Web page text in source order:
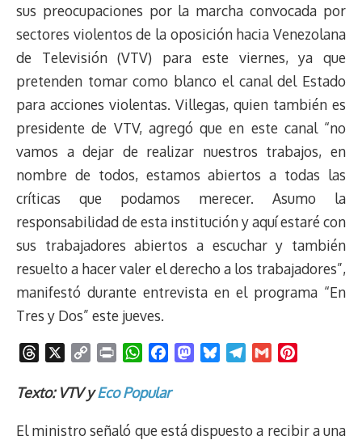
sus preocupaciones por la marcha convocada por
sectores violentos de la oposición hacia Venezolana
de Televisión (VTV) para este viernes, ya que
pretenden tomar como blanco el canal del Estado
para acciones violentas. Villegas, quien también es
presidente de VTV, agregó que en este canal “no
vamos a dejar de realizar nuestros trabajos, en
nombre de todos, estamos abiertos a todas las
críticas que podamos merecer. Asumo la
responsabilidad de esta institución y aquí estaré con
sus trabajadores abiertos a escuchar y también
resuelto a hacer valer el derecho a los trabajadores”,
manifestó durante entrevista en el programa “En
Tres y Dos” este jueves.
r
a
p
L
i
t
W
a
s
c
b
M
o
s
g
l
e
Texto: VTV yEco Popular
El ministro señaló que está dispuesto a recibir a una